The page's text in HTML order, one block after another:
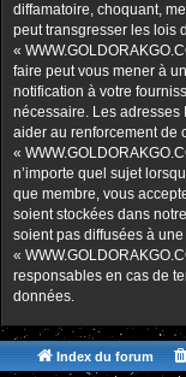
diffamatoire, choquant,
peut transgresser les lois
«
faire peut vous mener à
notification à votre
nécessaire. Les adresses
aider au renforcement de
«
n’importe quel sujet
que membre, vous
soient stockées dans
soient pas diffusées à
«
responsables en cas de
données.
Index du forum